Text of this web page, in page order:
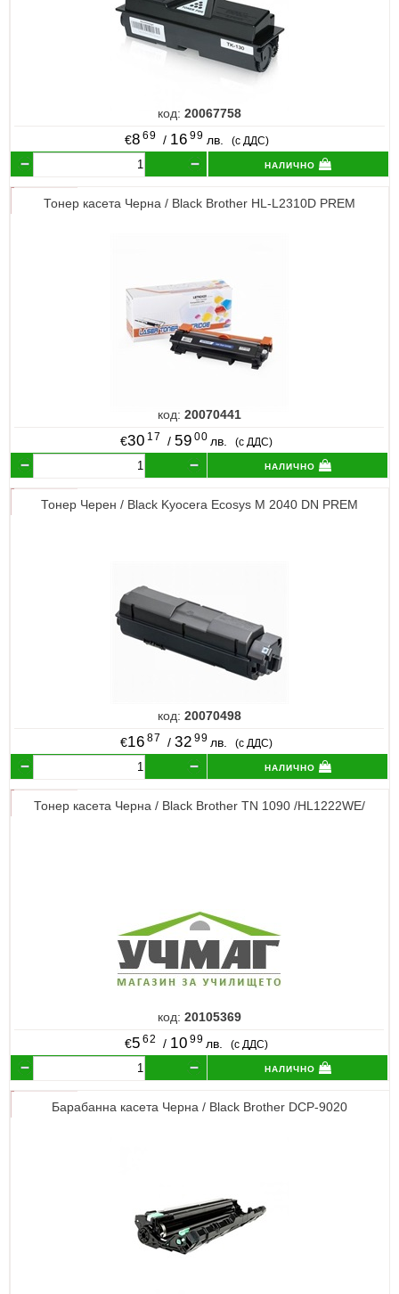
код: 20067758
€8 69 / 16 99 лв. (с ДДС)
налично
Тонер касета Черна / Black Brother HL-L2310D PREM
код: 20070441
€30 17 / 59 00 лв. (с ДДС)
налично
Тонер Черен / Black Kyocera Ecosys M 2040 DN PREM
код: 20070498
€16 87 / 32 99 лв. (с ДДС)
налично
Тонер касета Черна / Black Brother TN 1090 /HL1222WE/
код: 20105369
€5 62 / 10 99 лв. (с ДДС)
налично
Барабанна касета Черна / Black Brother DCP-9020